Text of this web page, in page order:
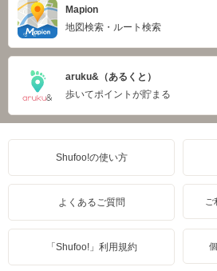
Mapion
地図検索・ルート検索
aruku&（あるくと）
歩いてポイントが貯まる
Shufoo!の使い方
よくあるご質問 ご
「Shufoo!」利用規約